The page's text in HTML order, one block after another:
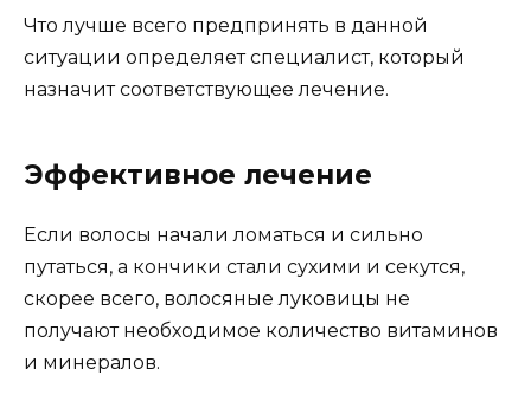
Что лучше всего предпринять в данной
ситуации определяет специалист, который
назначит соответствующее лечение.
Эффективное лечение
Если волосы начали ломаться и сильно
путаться, а кончики стали сухими и секутся,
скорее всего, волосяные луковицы не
получают необходимое количество витаминов
и минералов.